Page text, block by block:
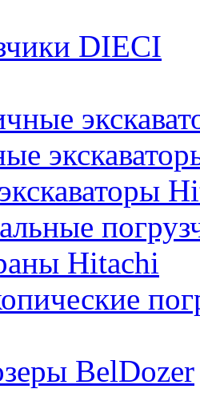
DIECI
Hitachi
BelDozer